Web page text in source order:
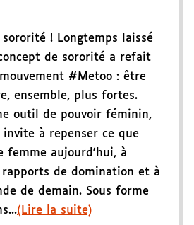
! Longtemps laissé
de sororité a refait
#Metoo : être
ensemble, plus fortes.
outil de pouvoir féminin,
invite à repenser ce que
femme aujourd'hui, à
de domination et à
de demain. Sous forme
(Lire la suite)